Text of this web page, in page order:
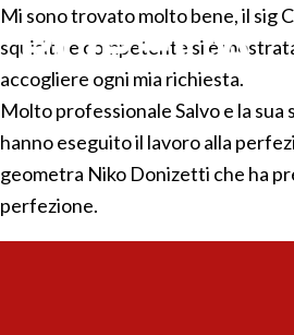
Mi sono trovato molto bene, il sig
squisita e competente si è
accogliere ogni mia richiesta.
Molto professionale Salvo e la sua
hanno eseguito il lavoro alla
geometra Niko Donizetti che ha
perfezione.